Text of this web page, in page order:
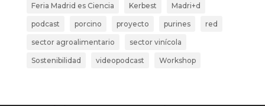
Feria Madrid es Ciencia Kerbest Madri+d
podcast porcino proyecto purines red
sector agroalimentario sector vinícola
Sostenibilidad videopodcast Workshop